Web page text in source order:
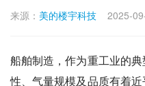
来源： 美的楼宇科技 2025-
船舶制造，作为重工业的
性、气量规模及品质有着